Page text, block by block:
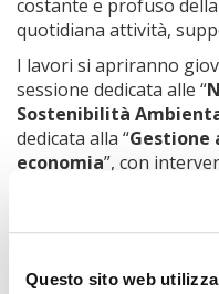
Questo sito web
costante e profuso della
quotidiana attività,
I lavori si apriranno
sessione dedicata alle “
Sostenibilità
dedicata alla “Gestione
economia”, con
valutazione del
genomica e la
concludersi con la
presentazione dei più